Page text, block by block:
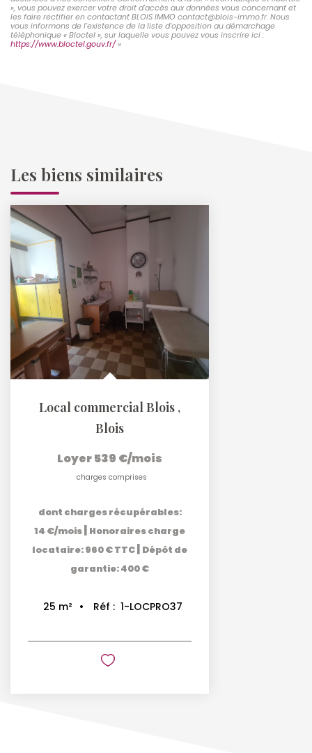
», vous pouvez exercer votre droit d'accès aux données vous concernant et
les faire rectifier en contactant BLOIS IMMO contact@blois-immo.fr. Nous
vous informons de l'existence de la liste d'opposition au démarchage
téléphonique « Bloctel », sur laquelle vous pouvez vous inscrire ici :
https://www.bloctel.gouv.fr/»
Les biens similaires
Local commercial Blois ,
Blois
Loyer 539 €/mois
charges comprises
dont charges récupérables:
14 €/mois| Honoraires charge
locataire: 960 € TTC| Dépôt de
garantie: 400 €
25 m² Réf : 1-LOCPRO37